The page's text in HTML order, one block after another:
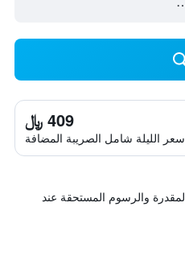
409 ﷼
سعر الليلة شامل الصريبة المضافة
والرسوم المستحقة عند